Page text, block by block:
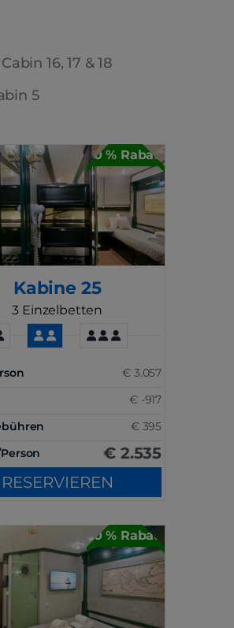
16, 17 & 18
5
30 % Rabatt
Kabine 25
3 Einzelbetten
€ 3.057
€ -917
€ 395
€ 2.535
RESERVIEREN
30 % Rabatt